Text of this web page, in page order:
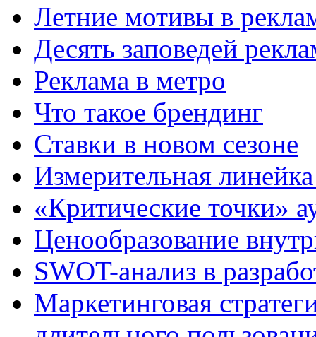
Летние мотивы в
Десять заповедей
Реклама в метро
Что такое брендинг
Ставки в новом сезоне
Измерительная
«Критические точки»
Ценообразование
SWOT-анализ в
Маркетинговая